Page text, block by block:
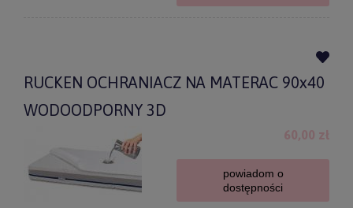
RUCKEN OCHRANIACZ NA MATERAC 90x40
WODOODPORNY 3D
60,00 zł
powiadom o
dostępności